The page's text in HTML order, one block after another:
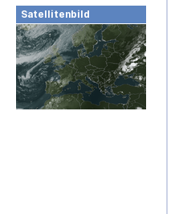
Satellitenbild